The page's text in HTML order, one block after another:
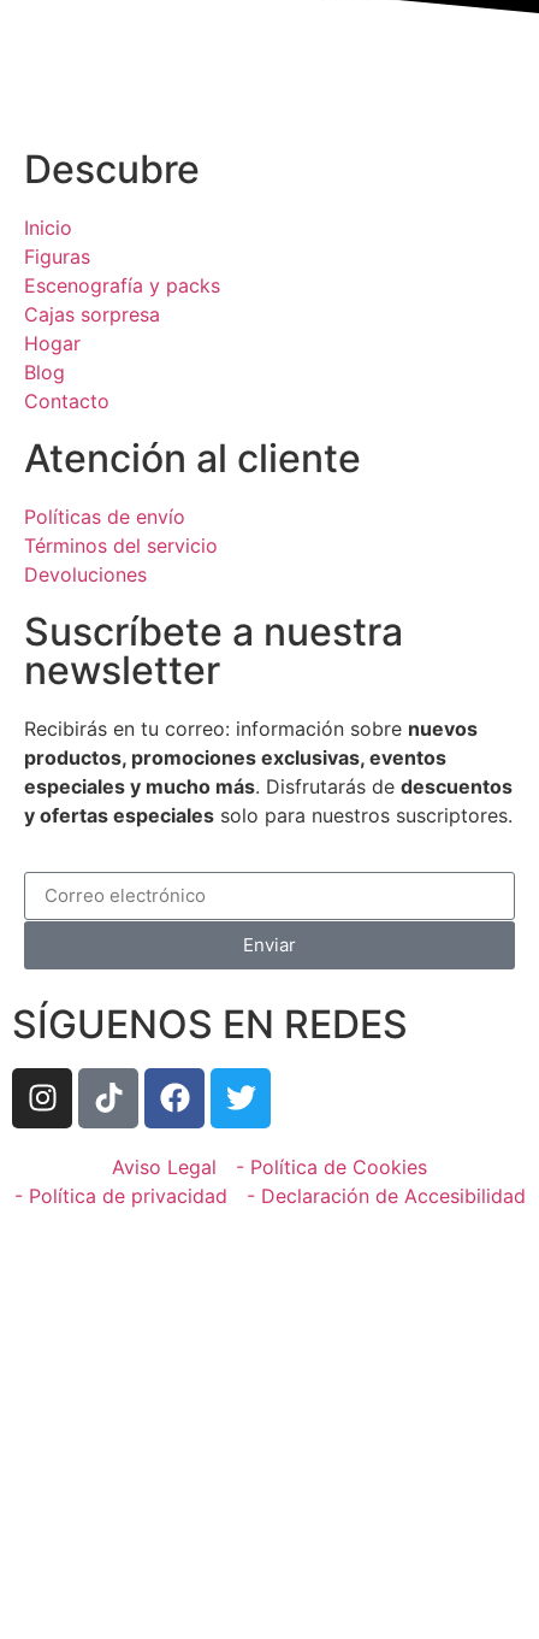
Descubre
Inicio
Figuras
Escenografía y packs
Cajas sorpresa
Hogar
Blog
Contacto
Atención al cliente
Políticas de envío
Términos del servicio
Devoluciones
Suscríbete a nuestra
newsletter
Recibirás en tu correo: información sobre nuevos
productos, promociones exclusivas, eventos
especiales y mucho más. Disfrutarás de descuentos
y ofertas especiales solo para nuestros suscriptores.
Enviar
SÍGUENOS EN REDES
Aviso Legal
- Política de Cookies
- Política de privacidad
- Declaración de Accesibilidad